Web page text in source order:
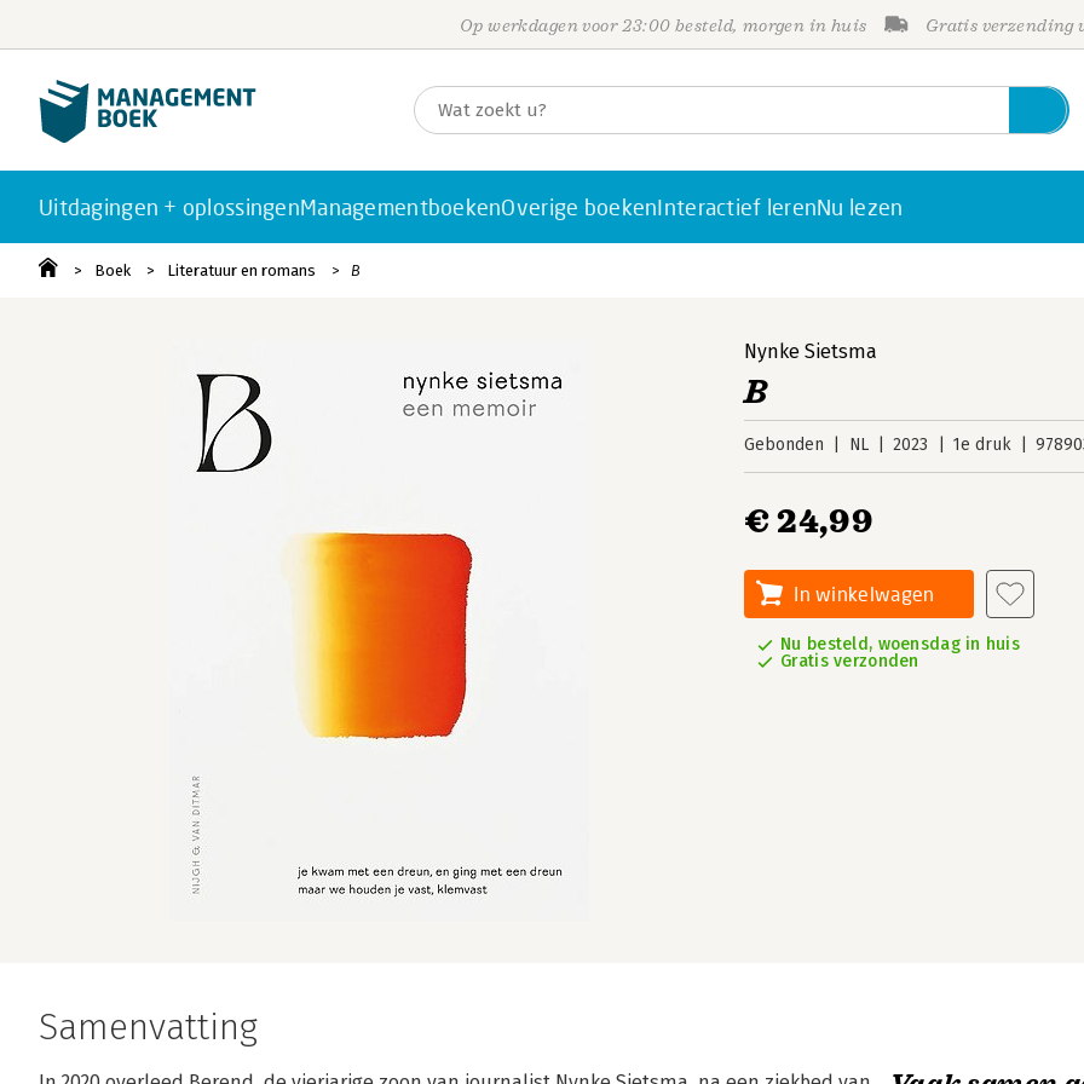
Op werkdagen voor 23:00 besteld, morgen in huis Gratis verzending
Uitdagingen + oplossingenManagementboekenOverige boekenInteractief lerenNu lezen
Boek Literatuur en romans B
Nynke Sietsma
B
Gebonden NL 2023 1e druk
€ 24,99
In winkelwagen
Nu besteld, woensdag in huis
Gratis verzonden
Samenvatting